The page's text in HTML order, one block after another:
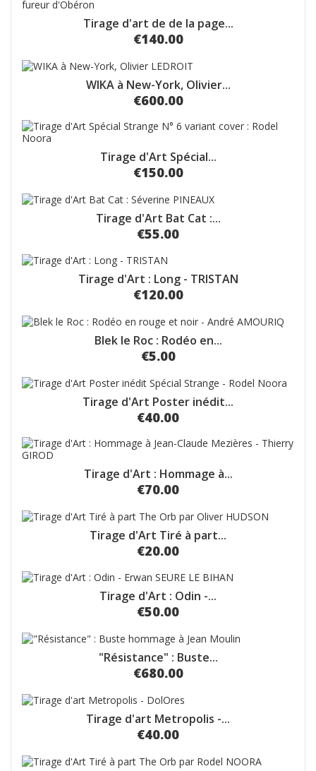
Tirage d'art de de la page...
€140.00
WIKA à New-York, Olivier...
€600.00
Tirage d'Art Spécial...
€150.00
Tirage d'Art Bat Cat :...
€55.00
Tirage d'Art : Long - TRISTAN
€120.00
Blek le Roc : Rodéo en...
€5.00
Tirage d'Art Poster inédit...
€40.00
Tirage d'Art : Hommage à...
€70.00
Tirage d'Art Tiré à part...
€20.00
Tirage d'Art : Odin -...
€50.00
"Résistance" : Buste...
€680.00
Tirage d'art Metropolis -...
€40.00